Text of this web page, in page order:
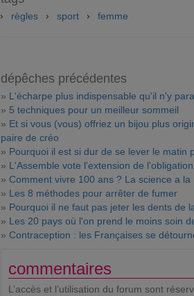
règles sport femme
dépêches précédentes
» L'écharpe plus indispensable qu'il n'y
» 5 techniques pour un meilleur sommeil
» Et si vous (vous) offriez un bijou plus
paire de créo
» Pourquoi il est si dur de se lever le matin
» L'Assemble vote l'extension de
» Comment vivre 100 ans ? La science a la
» Les 8 méthodes pour arrêter de fumer
» Pourquoi il ne faut pas jeter les dents de
» Les 20 pays où l'on prend le moins soin
» Contraception : les Françaises se
commentaires
L’accès et l’utilisation du forum sont